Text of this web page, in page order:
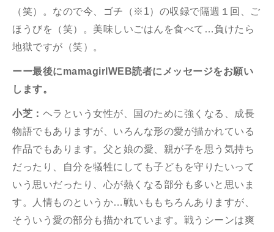
（笑）。なので今、ゴチ（※ 1）の収録で隔週１回、ご
ほうびを（笑）。美味しいごはんを食べて …負けたら
地獄ですが（笑）。
ーー最後にmamagirlWEB読者にメッセージをお願い
します。
小芝： ヘラという女性が、国のために強くなる、成長
物語でもありますが、いろんな形の愛が描かれている
作品でもあります。父と娘の愛、親が子を思う気持ち
だったり、自分を犠牲にしても子どもを守りたいって
いう思いだったり、心が熱くなる部分も多いと思いま
す。人情ものというか…戦いももちろんありますが、
そういう愛の部分も描かれています。戦うシーンは爽